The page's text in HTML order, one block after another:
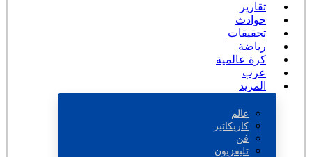
تقارير
حوادث
تحقيقات
رياضة
كرة عالمية
عرب
المزيد
عالم
كاريكاتير
فن
تليفزيون